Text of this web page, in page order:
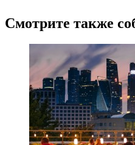
Смотрите также